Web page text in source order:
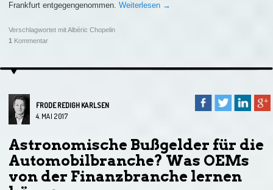
Frankfurt entgegengenommen. Weiterlesen →
Verschlagwortet mitAlbéric Chopelin
1
Kommentar
FRODE REDIGH KARLSEN
4. MAI 2017
Astronomische Bußgelder für die
Automobilbranche? Was OEMs
von der Finanzbranche lernen